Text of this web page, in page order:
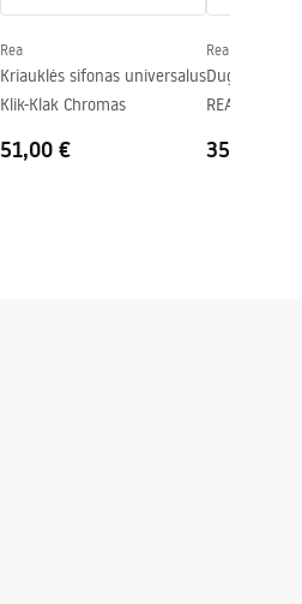
Rea
Kriauklės sifonas universalus
Klik-Klak Chromas
51,00 €
Rea
Dugno
35,00 €